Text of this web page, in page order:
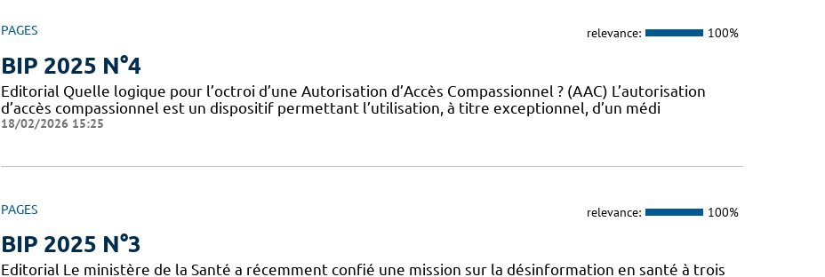
PAGES relevance: 100%
BIP 2025 N°4
Editorial Quelle logique pour l’octroi d’une Autorisation d’Accès Compassionnel ? (AAC) L’autorisation
d’accès compassionnel est un dispositif permettant l’utilisation, à titre exceptionnel, d’un médi
18/02/2026 15:25
PAGES relevance: 100%
BIP 2025 N°3
Editorial Le ministère de la Santé a récemment confié une mission sur la désinformation en santé à trois